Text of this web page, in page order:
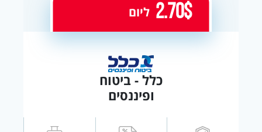
כלל - ביטוח
ופיננסים
2.70$ ליום